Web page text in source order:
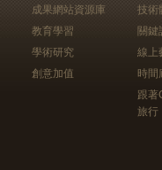
成果網站資源庫
教育學習
學術研究
創意加值
技術
關鍵
線上
時間
跟
旅行